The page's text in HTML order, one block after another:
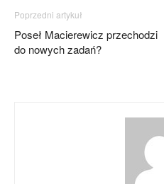
Poprzedni artykuł
Poseł Macierewicz przechodzi
do nowych zadań?